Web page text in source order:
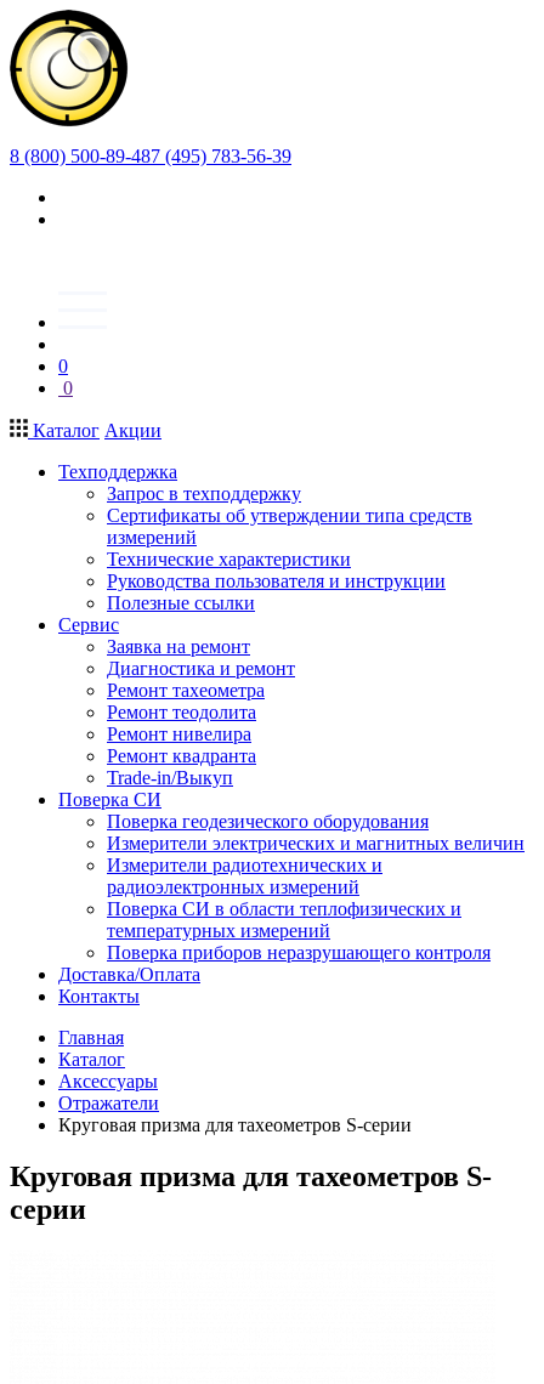
8 (800) 500-89-487 (495) 783-56-39
0
0
Каталог Акции
Техподдержка
Запрос в техподдержку
Сертификаты об утверждении типа средств
измерений
Технические характеристики
Руководства пользователя и инструкции
Полезные ссылки
Сервис
Заявка на ремонт
Диагностика и ремонт
Ремонт тахеометра
Ремонт теодолита
Ремонт нивелира
Ремонт квадранта
Trade-in/Выкуп
Поверка СИ
Поверка геодезического оборудования
Измерители электрических и магнитных величин
Измерители радиотехнических и
радиоэлектронных измерений
Поверка СИ в области теплофизических и
температурных измерений
Поверка приборов неразрушающего контроля
Доставка/Оплата
Контакты
Главная
Каталог
Аксессуары
Отражатели
Круговая призма для тахеометров S-серии
Круговая призма для тахеометров S-
серии